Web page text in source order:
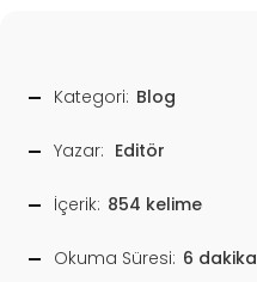
Kategori: Blog
Yazar: Editör
İçerik: 854 kelime
Okuma Süresi: 6 dakika